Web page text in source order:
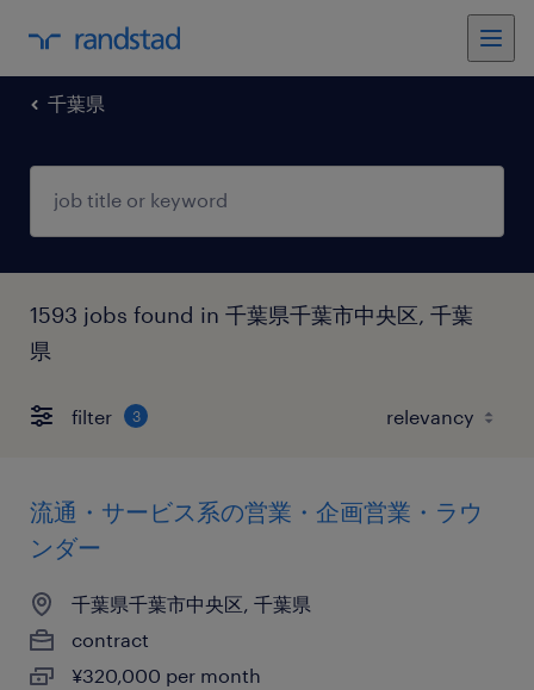
千葉県
1593 jobs found in 千葉県千葉市中央区, 千葉
県
filter 3
流通・サービス系の営業・企画営業・ラウ
ンダー
千葉県千葉市中央区, 千葉県
contract
¥320,000 per month